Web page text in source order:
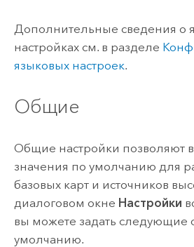
Дополнительные сведения о
настройках см. в разделе
языковых настроек.
Общие
Общие настройки позволяют
значения по умолчанию для
базовых карт и источников
диалоговом окне Настройки
вы можете задать следующие
умолчанию.